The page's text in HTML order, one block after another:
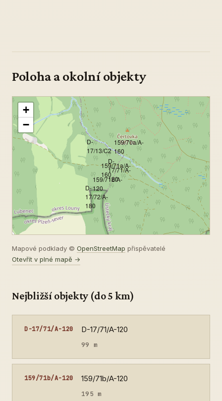
Poloha a okolní objekty
159/71a/A-
160
D-
17/71/A-
120
159/71b/A-
120
159/70a/A-
160
D-
17/72/A-
180
D-
17/13/C2
+
−
Mapové podklady © OpenStreetMap přispěvatelé
Otevřít v plné mapě →
Nejbližší objekty (do 5 km)
D-17/71/A-120 D-17/71/A-120
99 m
159/71b/A-120 159/71b/A-120
195 m